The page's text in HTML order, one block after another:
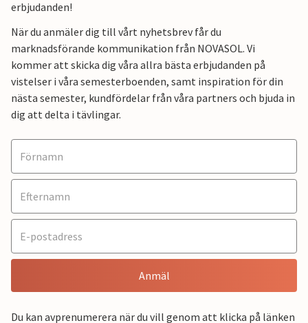
erbjudanden!
När du anmäler dig till vårt nyhetsbrev får du
marknadsförande kommunikation från NOVASOL. Vi
kommer att skicka dig våra allra bästa erbjudanden på
vistelser i våra semesterboenden, samt inspiration för din
nästa semester, kundfördelar från våra partners och bjuda in
dig att delta i tävlingar.
Anmäl
Du kan avprenumerera när du vill genom att klicka på länken